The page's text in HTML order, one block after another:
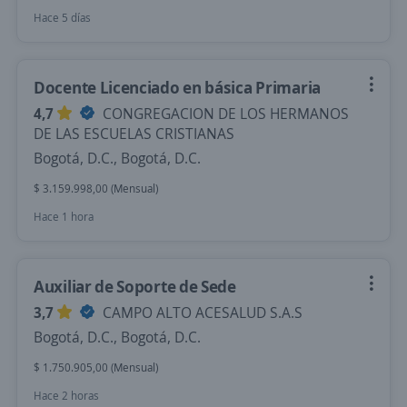
Hace 5 días
Docente Licenciado en básica Primaria
4,7
CONGREGACION DE LOS HERMANOS
DE LAS ESCUELAS CRISTIANAS
Bogotá, D.C., Bogotá, D.C.
$ 3.159.998,00 (Mensual)
Hace 1 hora
Auxiliar de Soporte de Sede
3,7
CAMPO ALTO ACESALUD S.A.S
Bogotá, D.C., Bogotá, D.C.
$ 1.750.905,00 (Mensual)
Hace 2 horas